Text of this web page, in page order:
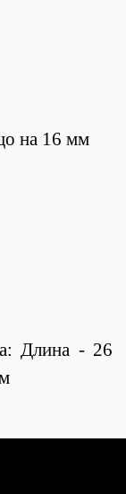
на 16 мм
Длина - 26